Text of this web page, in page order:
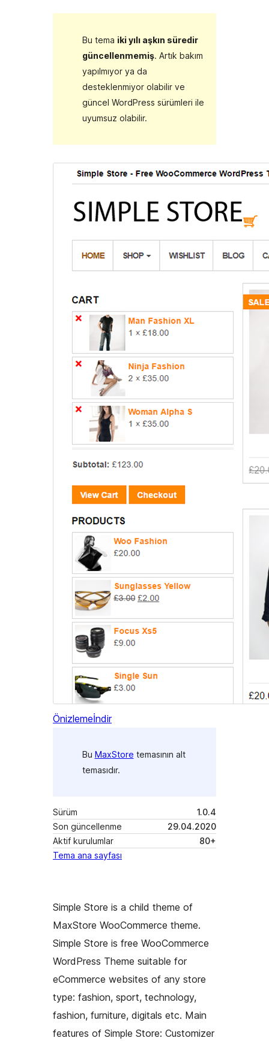
Bu tema iki yılı aşkın süredir
güncellenmemiş. Artık bakım
yapılmıyor ya da
desteklenmiyor olabilir ve
güncel WordPress sürümleri ile
uyumsuz olabilir.
Önizlemeİndir
Bu MaxStore temasının alt
temasıdır.
Sürüm
1.0.4
Son güncellenme
29.04.2020
Aktif kurulumlar
80+
Tema ana sayfası
Simple Store is a child theme of
MaxStore WooCommerce theme.
Simple Store is free WooCommerce
WordPress Theme suitable for
eCommerce websites of any store
type: fashion, sport, technology,
fashion, furniture, digitals etc. Main
features of Simple Store: Customizer